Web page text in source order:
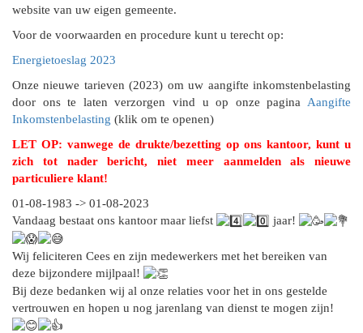
website van uw eigen gemeente.
Voor de voorwaarden en procedure kunt u terecht op:
Energietoeslag 2023
Onze nieuwe tarieven (2023) om uw aangifte inkomstenbelasting
door ons te laten verzorgen vind u op onze pagina Aangifte
Inkomstenbelasting (klik om te openen)
LET OP: vanwege de drukte/bezetting op ons kantoor, kunt u
zich tot nader bericht, niet meer aanmelden als nieuwe
particuliere klant!
01-08-1983 -> 01-08-2023
Vandaag bestaat ons kantoor maar liefst
jaar!
Wij feliciteren Cees en zijn medewerkers met het bereiken van
deze bijzondere mijlpaal!
Bij deze bedanken wij al onze relaties voor het in ons gestelde
vertrouwen en hopen u nog jarenlang van dienst te mogen zijn!